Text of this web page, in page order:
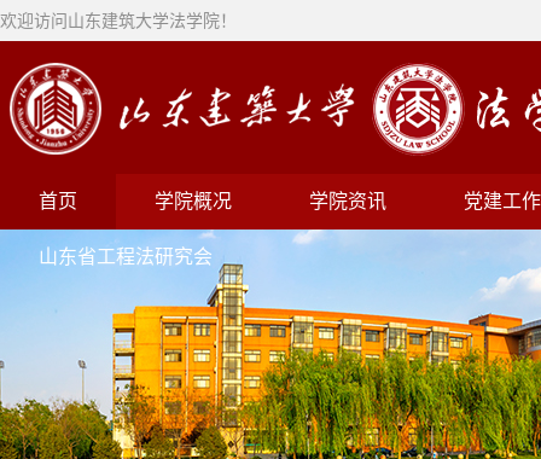
欢迎访问山东建筑大学法学院！
首页 学院概况 学院资讯 党建工作
山东省工程法研究会